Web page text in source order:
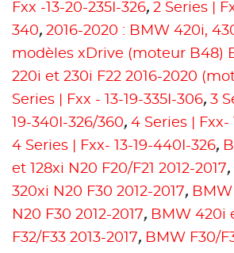
Fxx -13-20-235I-326, 2 Series |
340, 2016-2020 : BMW 420i,
modèles xDrive (moteur B48)
220i et 230i F22 2016-2020
Series | Fxx - 13-19-335I-306, 3
19-340I-326/360, 4 Series | Fxx-
4 Series | Fxx- 13-19-440I-326,
et 128xi N20 F20/F21 2012-2017,
320xi N20 F30 2012-2017,
N20 F30 2012-2017, BMW 420i
F32/F33 2013-2017, BMW F30/